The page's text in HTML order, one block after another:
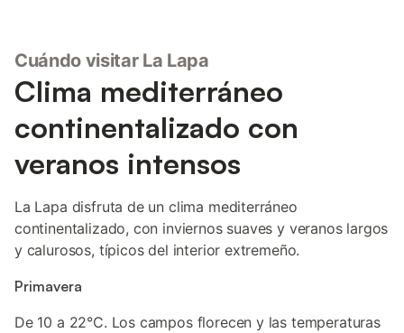
Cuándo visitar La Lapa
Clima mediterráneo
continentalizado con
veranos intensos
La Lapa disfruta de un clima mediterráneo
continentalizado, con inviernos suaves y veranos largos
y calurosos, típicos del interior extremeño.
Primavera
De 10 a 22°C. Los campos florecen y las temperaturas